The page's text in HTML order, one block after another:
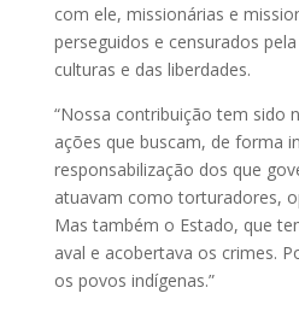
com ele, missionárias e
perseguidos e censurados
culturas e das liberdades.
“Nossa contribuição tem sido
ações que buscam, de forma
responsabilização dos que
atuavam como torturadores,
Mas também o Estado, que
aval e acobertava os crimes.
os povos indígenas.”